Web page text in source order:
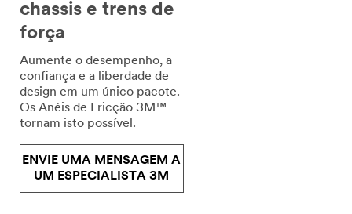
chassis e trens de
força
Aumente o desempenho, a
confiança e a liberdade de
design em um único pacote.
Os Anéis de Fricção 3M™
tornam isto possível.
ENVIE UMA MENSAGEM A
UM ESPECIALISTA 3M